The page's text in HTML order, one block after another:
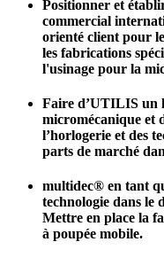
Positionner et
commercial
orienté client pour
les fabrications
l'usinage pour la
Faire d’UTILIS un
micromécanique et
l’horlogerie et des
parts de marché
multidec® en tant
technologie dans le
Mettre en place la
à poupée mobile.